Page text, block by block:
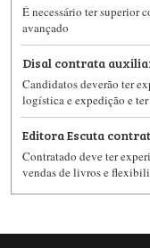
É necessário ter superior
avançado
Disal contrata
Candidatos deverão ter
logística e expedição e
Editora Escuta
Contratado deve ter
vendas de livros e